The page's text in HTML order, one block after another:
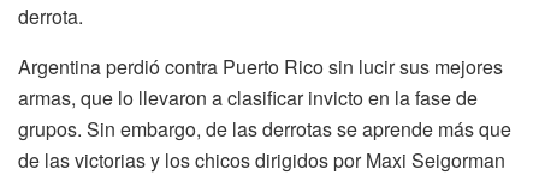
derrota.
Argentina perdió contra Puerto Rico sin lucir sus mejores
armas, que lo llevaron a clasificar invicto en la fase de
grupos. Sin embargo, de las derrotas se aprende más que
de las victorias y los chicos dirigidos por Maxi Seigorman